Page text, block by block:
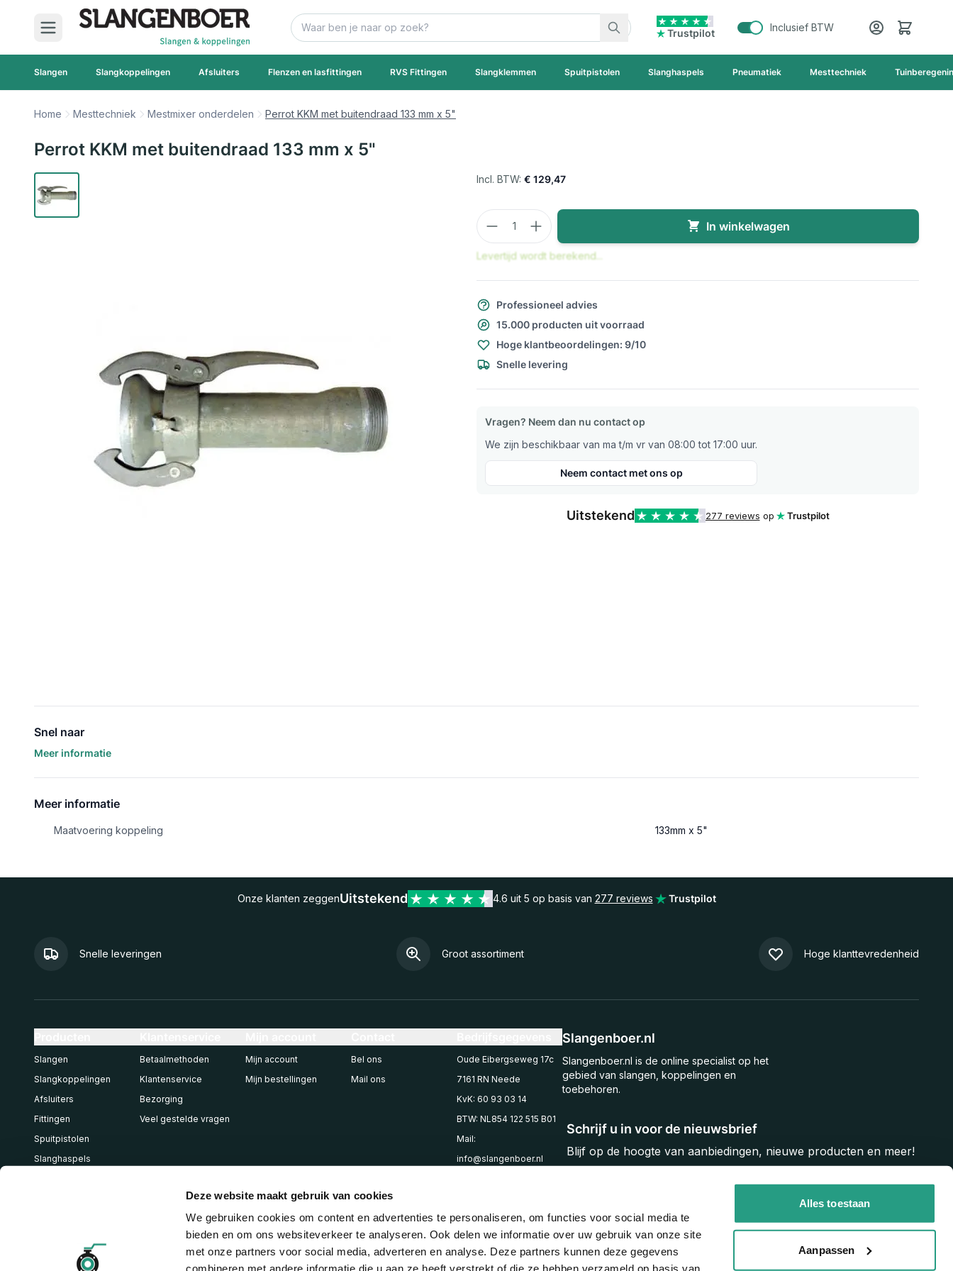
Deze website maakt gebruik van cookies
We gebruiken cookies om content en advertenties te personaliseren, om functies voor social media te
bieden en om ons websiteverkeer te analyseren. Ook delen we informatie over uw gebruik van onze site
met onze partners voor social media, adverteren en analyse. Deze partners kunnen deze gegevens
combineren met andere informatie die u aan ze heeft verstrekt of die ze hebben verzameld op basis van
Alles toestaan
Aanpassen
Ga naar de inhoud
Zoek
Trustpilot
Inclusief BTW Cart
Slangen Slangkoppelingen Afsluiters Flenzen en lasfittingen RVS Fittingen Slangklemmen Spuitpistolen Slanghaspels Pneumatiek Mesttechniek
Home Mesttechniek Mestmixer onderdelen Perrot KKM met buitendraad 133 mm x 5"
Perrot KKM met buitendraad 133 mm x 5"
€ 129,47
Aantal
In winkelwagen
Levertijd wordt berekend...
Professioneel advies
15.000 producten uit voorraad
Hoge klantbeoordelingen: 9/10
Snelle levering
Vragen? Neem dan nu contact op
We zijn beschikbaar van ma t/m vr van 08:00 tot 17:00 uur.
Neem contact met ons op
Uitstekend 277 reviews op Trustpilot
Snel naar
Meer informatie
Meer informatie
Maatvoering koppeling 133mm x 5"
Onze klanten zeggenUitstekend 4.6 uit 5 op basis van 277 reviews Trustpilot
Snelle leveringen Groot assortiment Hoge klanttevredenheid
Schrijf u in voor de nieuwsbrief
Blijf op de hoogte van aanbiedingen, nieuwe producten en meer!
Slangenboer.nl
Slangenboer.nl is de online specialist op het
gebied van slangen, koppelingen en
toebehoren.
Slangen
Slangkoppelingen
Afsluiters
Fittingen
Spuitpistolen
Slanghaspels
Betaalmethoden
Klantenservice
Bezorging
Veel gestelde vragen
Mijn account
Mijn bestellingen
Bel ons
Mail ons
Oude Eibergseweg 17c
7161 RN Neede
KvK: 60 93 03 14
BTW: NL854 122 515 B01
Mail:
info@slangenboer.nl